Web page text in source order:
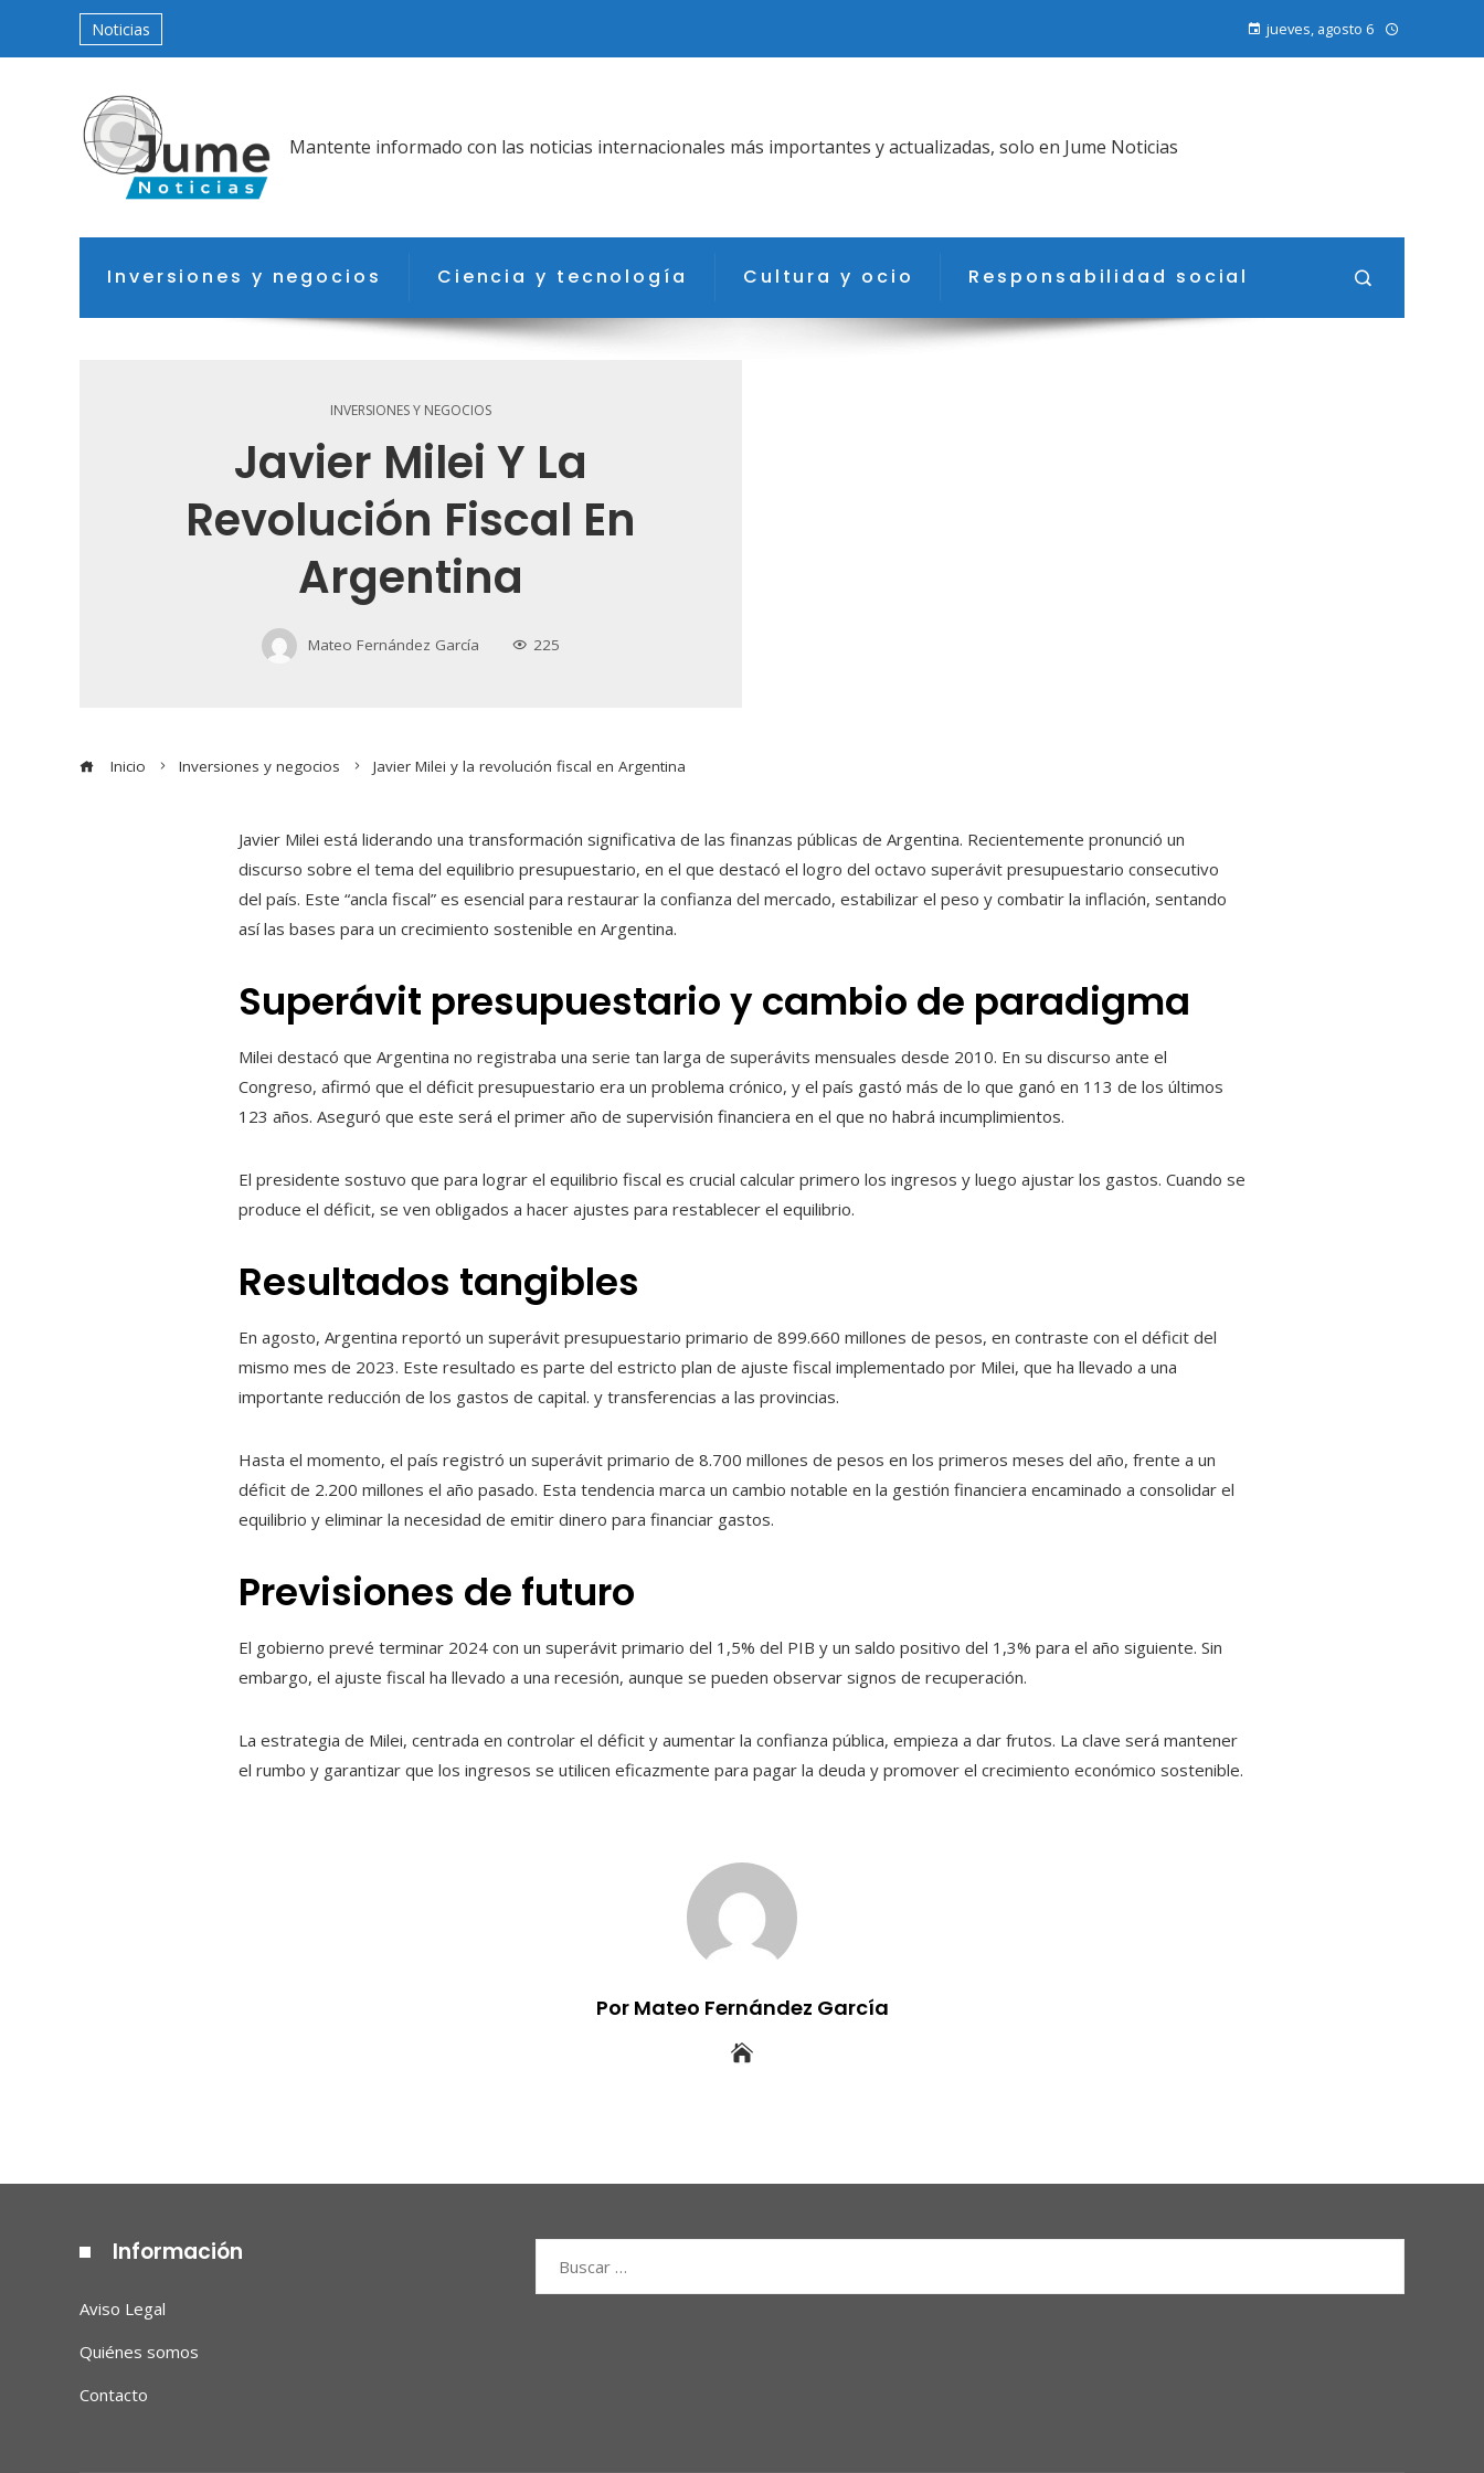
Noticias jueves, agosto 6
Mantente informado con las noticias internacionales más importantes y actualizadas, solo en Jume Noticias
Inversiones y negocios Ciencia y tecnología Cultura y ocio Responsabilidad social
INVERSIONES Y NEGOCIOS
Javier Milei Y La
Revolución Fiscal En
Argentina
Mateo Fernández García 225
Inicio Inversiones y negocios Javier Milei y la revolución fiscal en Argentina
Javier Milei está liderando una transformación significativa de las finanzas públicas de Argentina. Recientemente pronunció un
discurso sobre el tema del equilibrio presupuestario, en el que destacó el logro del octavo superávit presupuestario consecutivo
del país. Este “ancla fiscal” es esencial para restaurar la confianza del mercado, estabilizar el peso y combatir la inflación, sentando
así las bases para un crecimiento sostenible en Argentina.
Superávit presupuestario y cambio de paradigma
Milei destacó que Argentina no registraba una serie tan larga de superávits mensuales desde 2010. En su discurso ante el
Congreso, afirmó que el déficit presupuestario era un problema crónico, y el país gastó más de lo que ganó en 113 de los últimos
123 años. Aseguró que este será el primer año de supervisión financiera en el que no habrá incumplimientos.
El presidente sostuvo que para lograr el equilibrio fiscal es crucial calcular primero los ingresos y luego ajustar los gastos. Cuando se
produce el déficit, se ven obligados a hacer ajustes para restablecer el equilibrio.
Resultados tangibles
En agosto, Argentina reportó un superávit presupuestario primario de 899.660 millones de pesos, en contraste con el déficit del
mismo mes de 2023. Este resultado es parte del estricto plan de ajuste fiscal implementado por Milei, que ha llevado a una
importante reducción de los gastos de capital. y transferencias a las provincias.
Hasta el momento, el país registró un superávit primario de 8.700 millones de pesos en los primeros meses del año, frente a un
déficit de 2.200 millones el año pasado. Esta tendencia marca un cambio notable en la gestión financiera encaminado a consolidar el
equilibrio y eliminar la necesidad de emitir dinero para financiar gastos.
Previsiones de futuro
El gobierno prevé terminar 2024 con un superávit primario del 1,5% del PIB y un saldo positivo del 1,3% para el año siguiente. Sin
embargo, el ajuste fiscal ha llevado a una recesión, aunque se pueden observar signos de recuperación.
La estrategia de Milei, centrada en controlar el déficit y aumentar la confianza pública, empieza a dar frutos. La clave será mantener
el rumbo y garantizar que los ingresos se utilicen eficazmente para pagar la deuda y promover el crecimiento económico sostenible.
Por Mateo Fernández García
Información
Aviso Legal
Quiénes somos
Contacto